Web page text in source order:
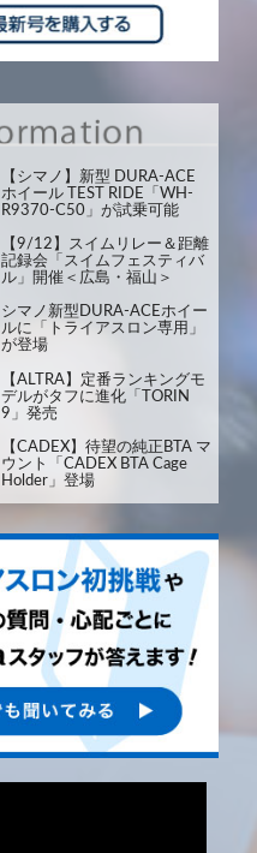
【シマノ】新型 DURA-ACE
ホイール TEST RIDE「WH-
R9370-C50」が試乗可能
【9/12】スイムリレー＆距離
記録会「スイムフェスティバ
ル」開催＜広島・福山＞
シマノ新型DURA-ACEホイー
ルに「トライアスロン専用」
が登場
【ALTRA】定番ランキングモ
デルがタフに進化「TORIN
9」発売
【CADEX】待望の純正BTA マ
ウント「CADEX BTA Cage
Holder」登場